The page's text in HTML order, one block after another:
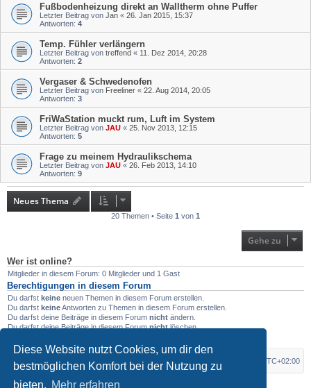
Diese Website nutzt Cookies, um dir den
bestmöglichen Komfort bei der Nutzung zu
bieten. Mehr erfahren
Fußbodenheizung direkt an Walltherm ohne Puffer
Letzter Beitrag von Jan « 26. Jan 2015, 15:37
Antworten: 4
Temp. Fühler verlängern
Letzter Beitrag von treffend « 11. Dez 2014, 20:28
Antworten: 2
Vergaser & Schwedenofen
Letzter Beitrag von Freeliner « 22. Aug 2014, 20:05
Antworten: 3
FriWaStation muckt rum, Luft im System
Letzter Beitrag von JAU « 25. Nov 2013, 12:15
Antworten: 5
Frage zu meinem Hydraulikschema
Letzter Beitrag von JAU « 26. Feb 2013, 14:10
Antworten: 9
Neues Thema
20 Themen • Seite 1 von 1
Gehe zu
Wer ist online?
Mitglieder in diesem Forum: 0 Mitglieder und 1 Gast
Berechtigungen in diesem Forum
Du darfst keine neuen Themen in diesem Forum erstellen.
Du darfst keineAntworten zu Themen in diesem Forum erstellen.
Du darfst deine Beiträge in diesem Forum nicht ändern.
Du darfst deine Beiträge in diesem Forumnichtlöschen.
Foren-Übersicht UTC+02:00
*Original Author: